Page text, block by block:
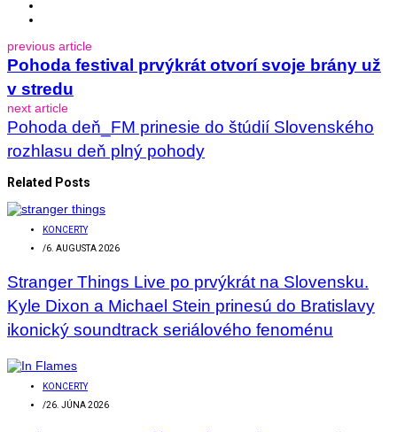
previous article
Pohoda festival prvýkrát otvorí svoje brány už
v stredu
next article
Pohoda deň_FM prinesie do štúdií Slovenského
rozhlasu deň plný pohody
Related Posts
KONCERTY
/6. AUGUSTA 2026
Stranger Things Live po prvýkrát na Slovensku.
Kyle Dixon a Michael Stein prinesú do Bratislavy
ikonický soundtrack seriálového fenoménu
KONCERTY
/26. JÚNA 2026